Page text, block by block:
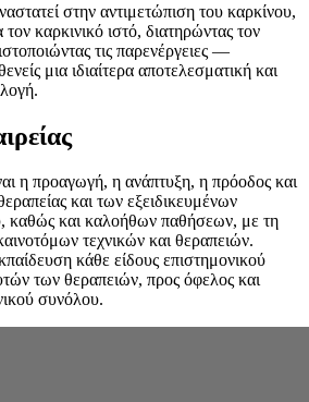
στην αντιμετώπιση του καρκίνου,
καρκινικό ιστό, διατηρώντας τον
τις παρενέργειες —
μια ιδιαίτερα αποτελεσματική και
η προαγωγή, η ανάπτυξη, η πρόοδος και
και των εξειδικευμένων
καθώς και καλοήθων παθήσεων, με τη
τεχνικών και θεραπειών.
κάθε είδους επιστημονικού
των θεραπειών, προς όφελος και
συνόλου.